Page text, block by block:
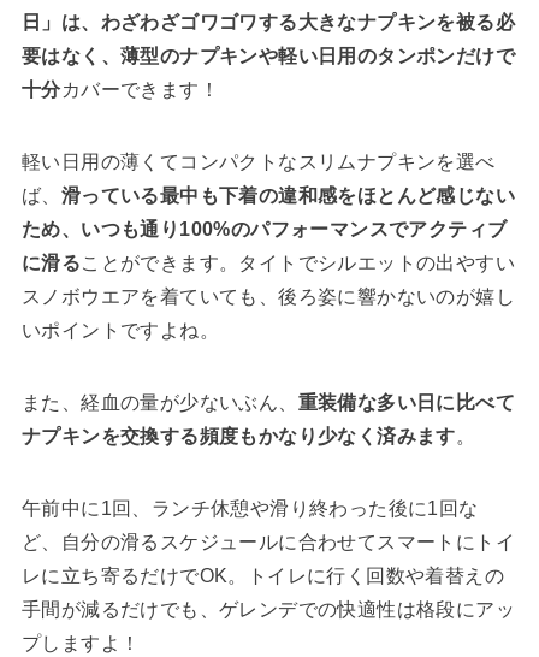
日」は、わざわざゴワゴワする大きなナプキンを被る必
要はなく、薄型のナプキンや軽い日用のタンポンだけで
十分カバーできます！
軽い日用の薄くてコンパクトなスリムナプキンを選べ
ば、 滑っている最中も下着の違和感をほとんど感じない
ため、いつも通り100%のパフォーマンスでアクティブ
に滑ることができます。タイトでシルエットの出やすい
スノボウエアを着ていても、後ろ姿に響かないのが嬉し
いポイントですよね。
また、経血の量が少ないぶん、 重装備な多い日に比べて
ナプキンを交換する頻度もかなり少なく済みます。
午前中に1回、ランチ休憩や滑り終わった後に1回な
ど、自分の滑るスケジュールに合わせてスマートにトイ
レに立ち寄るだけでOK。トイレに行く回数や着替えの
手間が減るだけでも、ゲレンデでの快適性は格段にアッ
プしますよ！